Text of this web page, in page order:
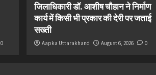
0
जिलाधिकारी डॉ. आशीष चौहान ने निर्माण
कार्य में किसी भी प्रकार की देरी पर जताई
सख्ती
Aapka Uttarakhand August 6, 2026 0